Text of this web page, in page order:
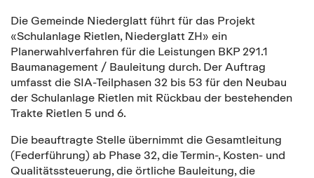
Die Gemeinde Niederglatt führt für das Projekt
«Schulanlage Rietlen, Niederglatt ZH» ein
Planerwahlverfahren für die Leistungen BKP 291.1
Baumanagement / Bauleitung durch. Der Auftrag
umfasst die SIA-Teilphasen 32 bis 53 für den Neubau
der Schulanlage Rietlen mit Rückbau der bestehenden
Trakte Rietlen 5 und 6.
Die beauftragte Stelle übernimmt die Gesamtleitung
(Federführung) ab Phase 32, die Termin-, Kosten- und
Qualitätssteuerung, die örtliche Bauleitung, die